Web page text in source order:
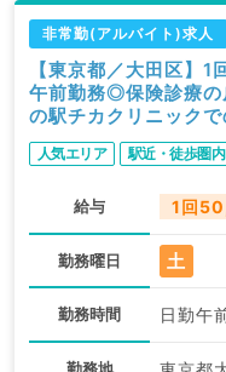
非常勤(アルバイト)求人
【東京都／大田区】
午前勤務◎保険診療の
の駅チカクリニックで
人気エリア 駅近・徒歩圏内
給与 1回
勤務曜日 土
勤務時間 日勤午